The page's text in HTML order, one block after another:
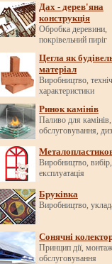
Дах - дерев'яна
конструкція
Обробка деревини,
покрівельний пиріг
Цегла як
матеріал
Виробництво,
характеристики
Ринок камінів
Паливо для камінів,
обслуговування,
Виробництво, вибір,
експлуатація
Бруківка
Виробництво,
Сонячні
Принцип дії, монтаж,
обслуговування